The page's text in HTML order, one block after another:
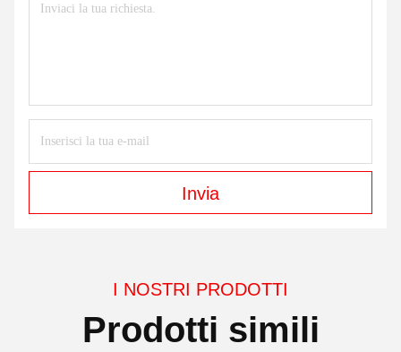
Invia
I NOSTRI PRODOTTI
Prodotti simili